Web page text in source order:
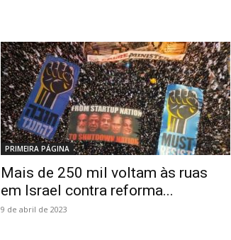
PRIMEIRA PÁGINA
Mais de 250 mil voltam às ruas
em Israel contra reforma...
9 de abril de 2023